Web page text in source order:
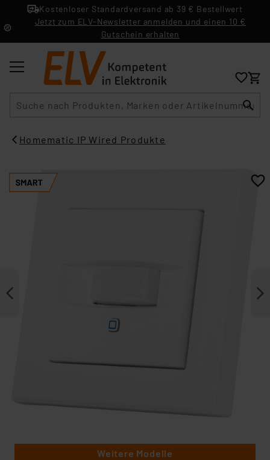
Kostenloser Standardversand ab 39 € Bestellwert
Jetzt zum ELV-Newsletter anmelden und einen 10 €
Gutschein erhalten
Homematic IP Wired Produkte
Weitere Modelle